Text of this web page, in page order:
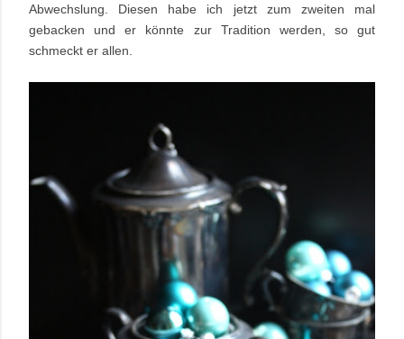
Abwechslung. Diesen habe ich jetzt zum zweiten mal
gebacken und er könnte zur Tradition werden, so gut
schmeckt er allen.